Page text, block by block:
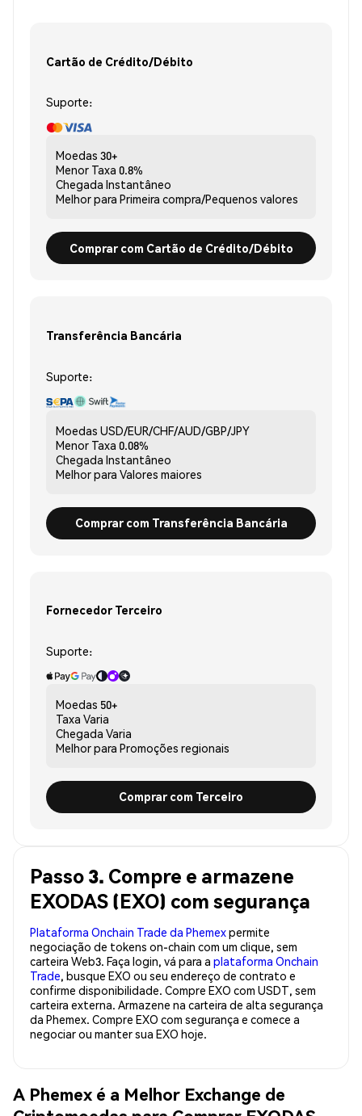
Cartão de Crédito/Débito
Suporte:
Moedas 30+
Menor Taxa 0.8%
Chegada Instantâneo
Melhor para Primeira compra/Pequenos valores
Comprar com Cartão de Crédito/Débito
Transferência Bancária
Suporte:
Moedas USD/EUR/CHF/AUD/GBP/JPY
Menor Taxa 0.08%
Chegada Instantâneo
Melhor para Valores maiores
Comprar com Transferência Bancária
Fornecedor Terceiro
Suporte:
Moedas 50+
Taxa Varia
Chegada Varia
Melhor para Promoções regionais
Comprar com Terceiro
Passo 3. Compre e armazene
EXODAS (EXO) com segurança
Plataforma Onchain Trade da Phemexpermite
negociação de tokens on-chain com um clique, sem
carteira Web3. Faça login, vá para a plataforma Onchain
Trade, busque EXO ou seu endereço de contrato e
confirme disponibilidade. Compre EXO com USDT, sem
carteira externa. Armazene na carteira de alta segurança
da Phemex. Compre EXO com segurança e comece a
negociar ou manter sua EXO hoje.
A Phemex é a Melhor Exchange de